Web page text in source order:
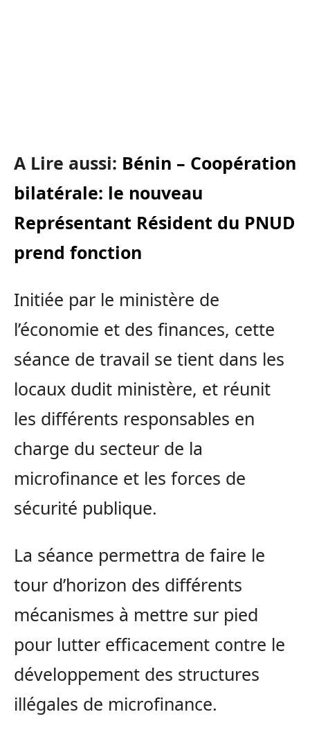
A Lire aussi: Bénin – Coopération
bilatérale: le nouveau
Représentant Résident du PNUD
prend fonction
Initiée par le ministère de
l’économie et des finances, cette
séance de travail se tient dans les
locaux dudit ministère, et réunit
les différents responsables en
charge du secteur de la
microfinance et les forces de
sécurité publique.
La séance permettra de faire le
tour d’horizon des différents
mécanismes à mettre sur pied
pour lutter efficacement contre le
développement des structures
illégales de microfinance.